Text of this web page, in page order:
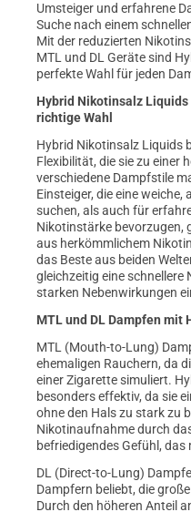
Umsteiger und erfahrene
Suche nach einem
Mit der reduzierten
MTL und DL Geräte sind
perfekte Wahl für jeden
Hybrid Nikotinsalz
richtige Wahl
Hybrid Nikotinsalz Liquids
Flexibilität, die sie zu einer
verschiedene Dampfstile
Einsteiger, die eine
suchen, als auch für
Nikotinstärke bevorzugen,
aus herkömmlichem
das Beste aus beiden
gleichzeitig eine
starken Nebenwirkungen
MTL und DL Dampfen
MTL (Mouth-to-Lung)
ehemaligen Rauchern, da
einer Zigarette simuliert.
besonders effektiv, da sie
ohne den Hals zu stark zu
Nikotinaufnahme durch
befriedigendes Gefühl,
DL (Direct-to-Lung)
Dampfern beliebt, die
Durch den höheren Anteil